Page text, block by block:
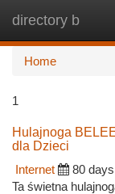
directory b
Home
1
Hulajnoga
dla Dzieci
Internet
80
Ta świetna